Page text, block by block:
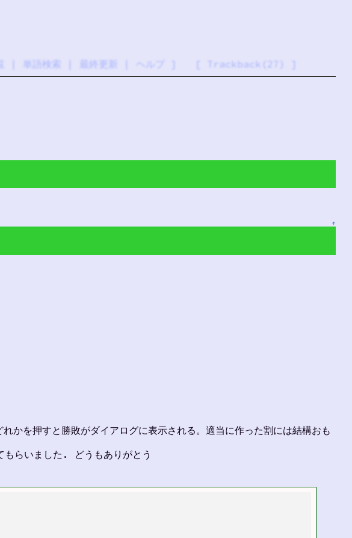
単語検索 最終更新 ヘルプ Trackback(27)
↑
かを押すと勝敗がダイアログに表示される。適当に作った割には結構おも
もらいました. どうもありがとう